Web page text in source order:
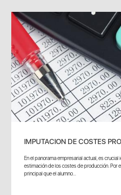
IMPUTACION DE COSTES
En el panorama empresarial actual, es
estimación de los costes de producción. Por
principal que el alumno...